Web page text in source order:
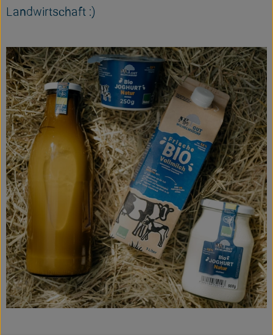
Landwirtschaft :)